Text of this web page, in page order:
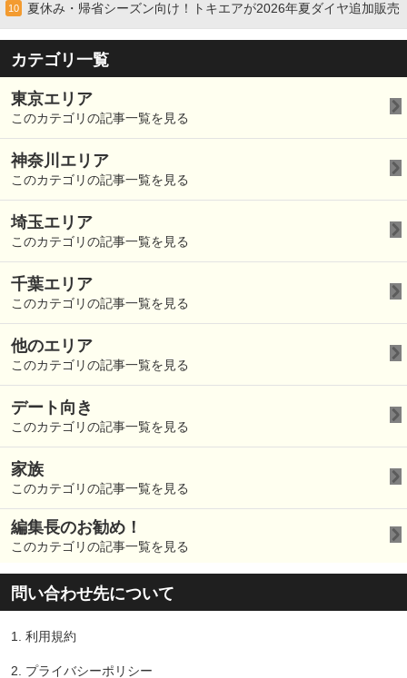
10 夏休み・帰省シーズン向け！トキエアが2026年夏ダイヤ追加販売
カテゴリ一覧
東京エリア
このカテゴリの記事一覧を見る
神奈川エリア
このカテゴリの記事一覧を見る
埼玉エリア
このカテゴリの記事一覧を見る
千葉エリア
このカテゴリの記事一覧を見る
他のエリア
このカテゴリの記事一覧を見る
デート向き
このカテゴリの記事一覧を見る
家族
このカテゴリの記事一覧を見る
編集長のお勧め！
このカテゴリの記事一覧を見る
問い合わせ先について
1. 利用規約
2. プライバシーポリシー